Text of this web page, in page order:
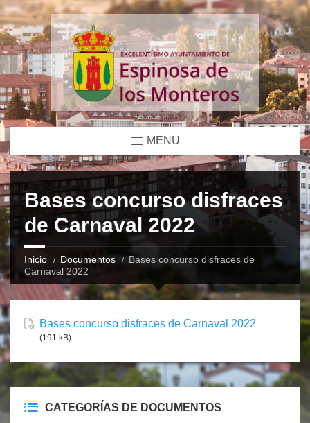
MENU
Bases concurso disfraces
de Carnaval 2022
Inicio Documentos
Bases concurso disfraces de
Carnaval 2022
Bases concurso disfraces de Carnaval 2022
(191 kB)
CATEGORÍAS DE DOCUMENTOS